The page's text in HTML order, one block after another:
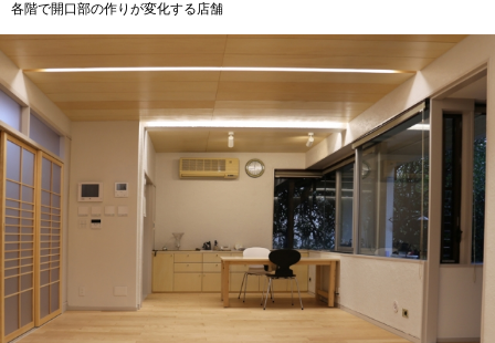
各階で開口部の作りが変化する店舗